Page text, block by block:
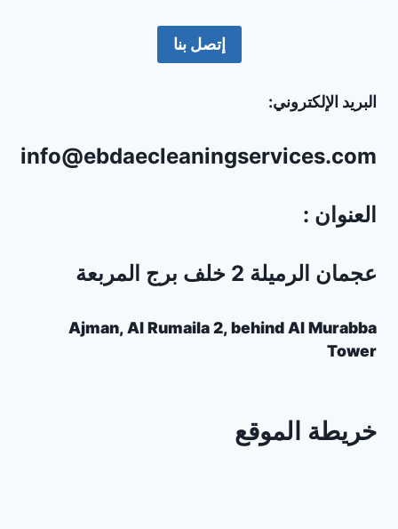
إتصل بنا
البريد الإلكتروني:
info@ebdaecleaningservices.com
العنوان :
عجمان الرميلة 2 خلف برج المربعة
Ajman, Al Rumaila 2, behind Al Murabba
Tower
خريطة الموقع